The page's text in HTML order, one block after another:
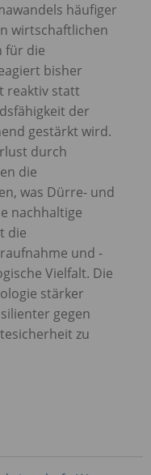
häufiger
wirtschaftlichen
für die
bisher
reaktiv statt
der
gestärkt wird.
durch
die
was Dürre- und
nachhaltige
die
und -
Vielfalt. Die
stärker
gegen
zu